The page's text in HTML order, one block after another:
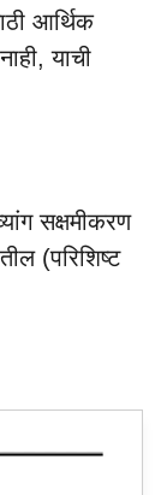
आर्थिक
याची
सक्षमीकरण
(परिशिष्ट